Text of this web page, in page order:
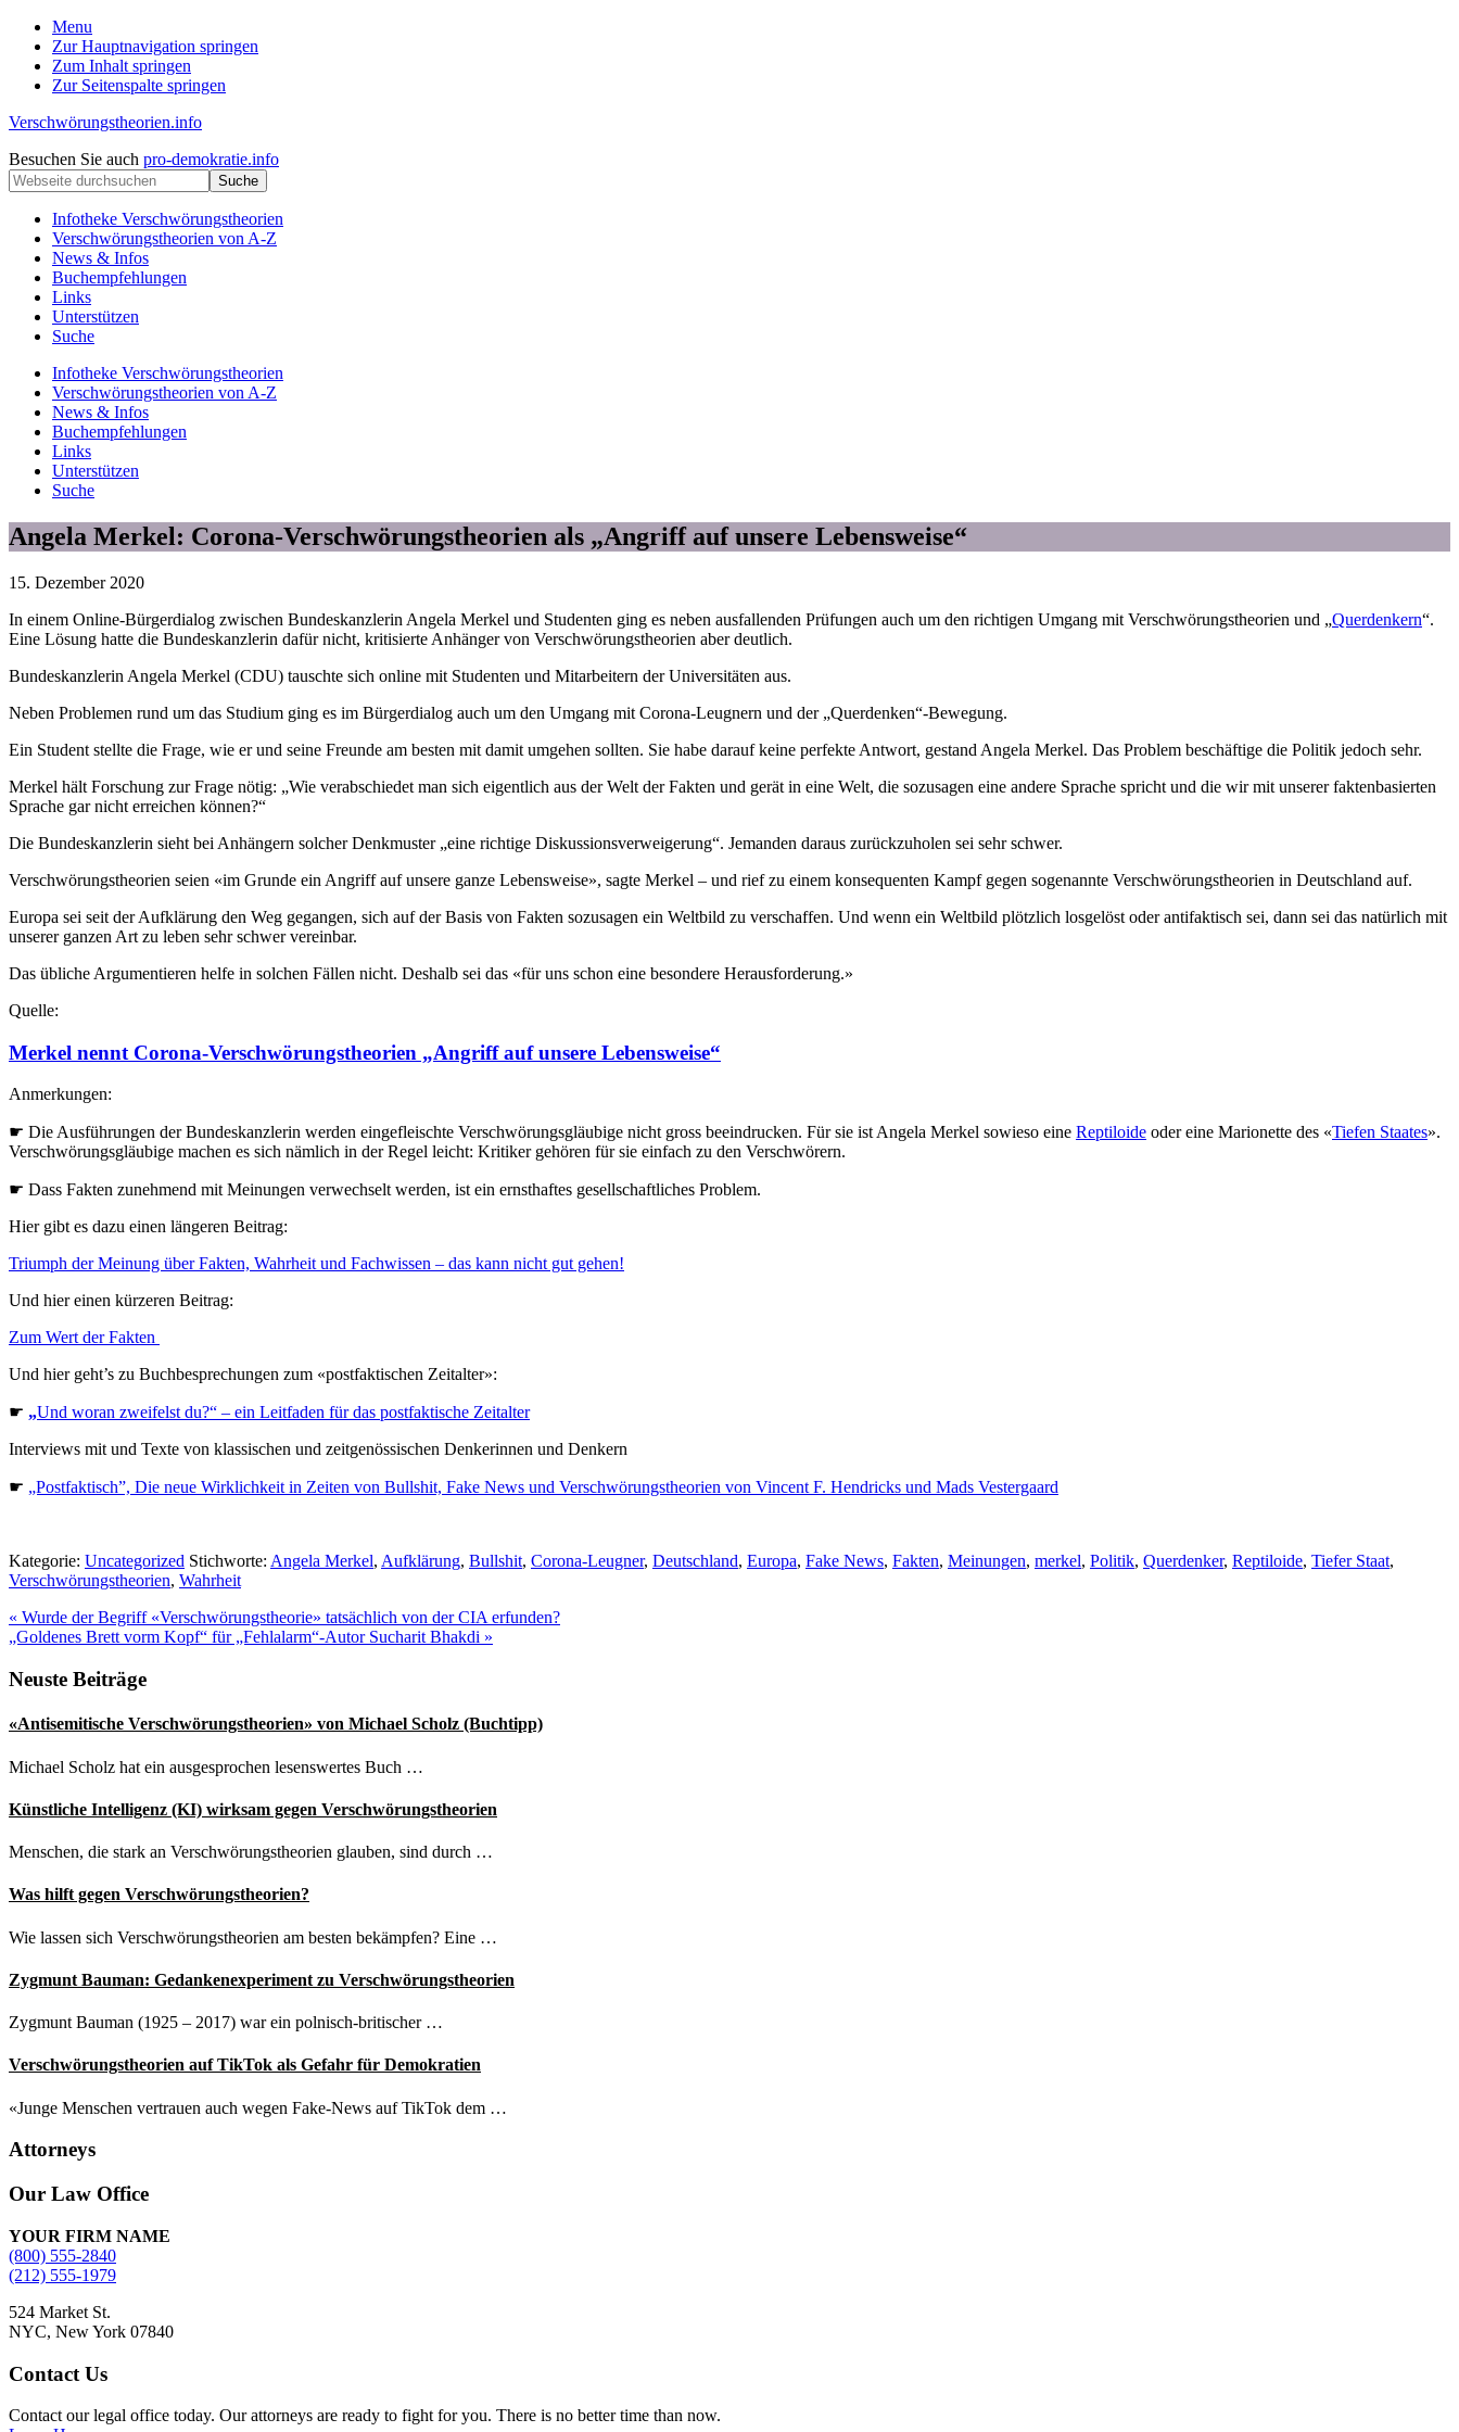
Menu
Zur Hauptnavigation springen
Zum Inhalt springen
Zur Seitenspalte springen
Verschwörungstheorien.info
Beiträge
zu
Merkmalen,
Funktionen
Risiken
konspirationistischen
Denkens
Kopfzeile
rechts
Besuchen Sie auch pro-demokratie.info
Webseite
durchsuchen
Infotheke Verschwörungstheorien
Verschwörungstheorien von A-Z
News & Infos
Buchempfehlungen
Links
Unterstützen
Suche
Infotheke Verschwörungstheorien
Verschwörungstheorien von A-Z
News & Infos
Buchempfehlungen
Links
Unterstützen
Suche
Angela Merkel: Corona-Verschwörungstheorien als „Angriff auf unsere Lebensweise“
15. Dezember 2020
In einem Online-Bürgerdialog zwischen Bundeskanzlerin Angela Merkel und Studenten ging es neben ausfallenden Prüfungen auch um den richtigen Umgang mit Verschwörungstheorien und „Querdenkern“.
Eine Lösung hatte die Bundeskanzlerin dafür nicht, kritisierte Anhänger von Verschwörungstheorien aber deutlich.
Bundeskanzlerin Angela Merkel (CDU) tauschte sich online mit Studenten und Mitarbeitern der Universitäten aus.
Neben Problemen rund um das Studium ging es im Bürgerdialog auch um den Umgang mit Corona-Leugnern und der „Querdenken“-Bewegung.
Ein Student stellte die Frage, wie er und seine Freunde am besten mit damit umgehen sollten. Sie habe darauf keine perfekte Antwort, gestand Angela Merkel. Das Problem beschäftige die Politik jedoch sehr.
Merkel hält Forschung zur Frage nötig: „Wie verabschiedet man sich eigentlich aus der Welt der Fakten und gerät in eine Welt, die sozusagen eine andere Sprache spricht und die wir mit unserer faktenbasierten
Sprache gar nicht erreichen können?“
Die Bundeskanzlerin sieht bei Anhängern solcher Denkmuster „eine richtige Diskussionsverweigerung“. Jemanden daraus zurückzuholen sei sehr schwer.
Verschwörungstheorien seien «im Grunde ein Angriff auf unsere ganze Lebensweise», sagte Merkel – und rief zu einem konsequenten Kampf gegen sogenannte Verschwörungstheorien in Deutschland auf.
Europa sei seit der Aufklärung den Weg gegangen, sich auf der Basis von Fakten sozusagen ein Weltbild zu verschaffen. Und wenn ein Weltbild plötzlich losgelöst oder antifaktisch sei, dann sei das natürlich mit
unserer ganzen Art zu leben sehr schwer vereinbar.
Das übliche Argumentieren helfe in solchen Fällen nicht. Deshalb sei das «für uns schon eine besondere Herausforderung.»
Quelle:
Merkel nennt Corona-Verschwörungstheorien „Angriff auf unsere Lebensweise“
Anmerkungen:
☛ Die Ausführungen der Bundeskanzlerin werden eingefleischte Verschwörungsgläubige nicht gross beeindrucken. Für sie ist Angela Merkel sowieso eine Reptiloide oder eine Marionette des «Tiefen Staates».
Verschwörungsgläubige machen es sich nämlich in der Regel leicht: Kritiker gehören für sie einfach zu den Verschwörern.
☛ Dass Fakten zunehmend mit Meinungen verwechselt werden, ist ein ernsthaftes gesellschaftliches Problem.
Hier gibt es dazu einen längeren Beitrag:
Triumph der Meinung über Fakten, Wahrheit und Fachwissen – das kann nicht gut gehen!
Und hier einen kürzeren Beitrag:
Zum Wert der Fakten
Und hier geht’s zu Buchbesprechungen zum «postfaktischen Zeitalter»:
☛ „Und woran zweifelst du?“ – ein Leitfaden für das postfaktische Zeitalter
Interviews mit und Texte von klassischen und zeitgenössischen Denkerinnen und Denkern
☛ „Postfaktisch”, Die neue Wirklichkeit in Zeiten von Bullshit, Fake News und Verschwörungstheorien von Vincent F. Hendricks und Mads Vestergaard
Kategorie: Uncategorized Stichworte: Angela Merkel, Aufklärung, Bullshit, Corona-Leugner, Deutschland, Europa, Fake News, Fakten, Meinungen, merkel, Politik, Querdenker, Reptiloide, Tiefer Staat,
Verschwörungstheorien, Wahrheit
Vorheriger
Beitrag:
« Wurde der Begriff «Verschwörungstheorie» tatsächlich von der CIA erfunden?
Nächster
„Goldenes Brett vorm Kopf“ für „Fehlalarm“-Autor Sucharit Bhakdi »
Seitenspalte
Neuste Beiträge
«Antisemitische Verschwörungstheorien» von Michael Scholz (Buchtipp)
Michael Scholz hat ein ausgesprochen lesenswertes Buch …
Künstliche Intelligenz (KI) wirksam gegen Verschwörungstheorien
Menschen, die stark an Verschwörungstheorien glauben, sind durch …
Was hilft gegen Verschwörungstheorien?
Wie lassen sich Verschwörungstheorien am besten bekämpfen? Eine …
Zygmunt Bauman: Gedankenexperiment zu Verschwörungstheorien
Zygmunt Bauman (1925 – 2017) war ein polnisch-britischer …
Verschwörungstheorien auf TikTok als Gefahr für Demokratien
«Junge Menschen vertrauen auch wegen Fake-News auf TikTok dem …
Attorneys
Site
Footer
Our Law Office
YOUR FIRM NAME
(800) 555-2840
(212) 555-1979
524 Market St.
NYC, New York 07840
Contact Us
Contact our legal office today. Our attorneys are ready to fight for you. There is no better time than now.